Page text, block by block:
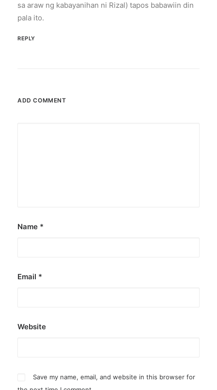
sa araw ng kabayanihan ni Rizal) tapos babawiin din
pala ito.
REPLY
ADD COMMENT
Name *
Email *
Website
Save my name, email, and website in this browser for